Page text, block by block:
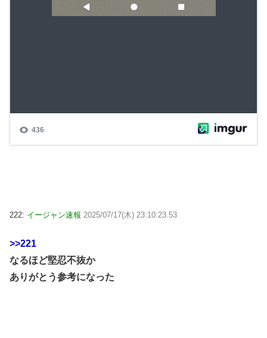
222: イージャン速報 2025/07/17(木) 23:10:23.53
>>221
なるほど堅忍不抜か
ありがとう参考になった